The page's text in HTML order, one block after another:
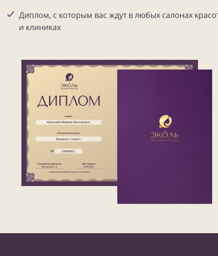
Диплом, с которым вас ждут в любых салонах
и клиниках